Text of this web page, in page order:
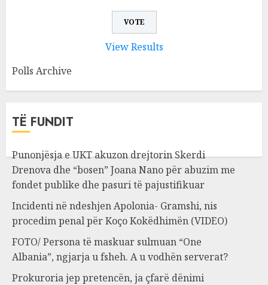
View Results
Polls Archive
TË FUNDIT
Punonjësja e UKT akuzon drejtorin Skerdi
Drenova dhe “bosen” Joana Nano për abuzim me
fondet publike dhe pasuri të pajustifikuar
Incidenti në ndeshjen Apolonia- Gramshi, nis
procedim penal për Koço Kokëdhimën (VIDEO)
FOTO/ Persona të maskuar sulmuan “One
Albania”, ngjarja u fsheh. A u vodhën serverat?
Prokuroria jep pretencën, ja çfarë dënimi